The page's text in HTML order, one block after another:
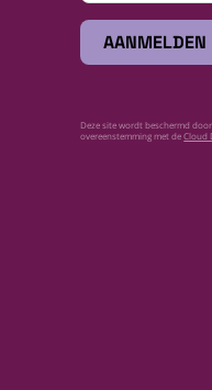
AANMELDEN
Deze site wordt beschermd
overeenstemming met deCloud